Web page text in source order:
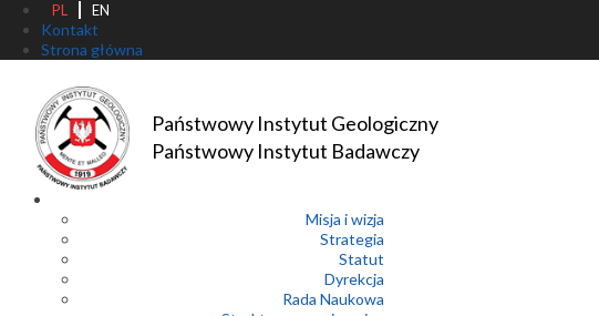
PL EN
Kontakt
Strona główna
Państwowy Instytut Geologiczny
Państwowy Instytut Badawczy
Misja i wizja
Strategia
Statut
Dyrekcja
Rada Naukowa